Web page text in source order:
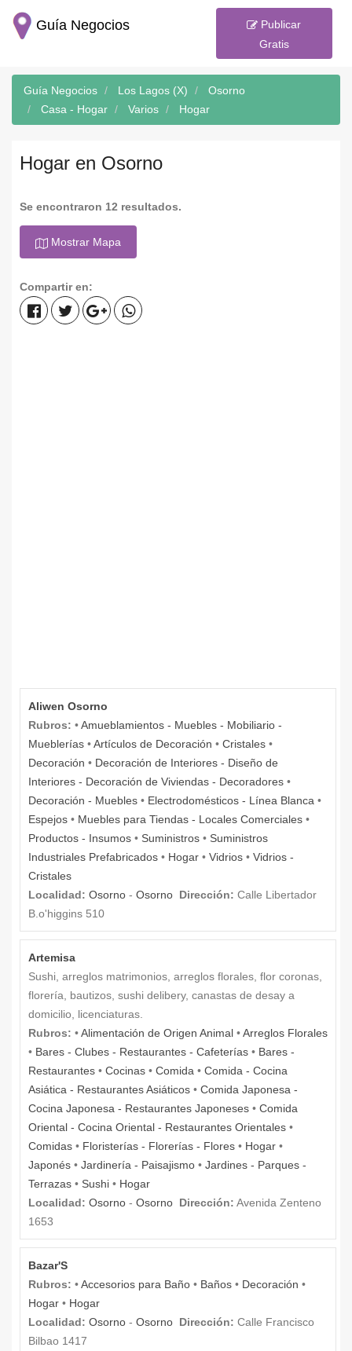
Guía Negocios
Publicar
Gratis
Guía Negocios Los Lagos (X)
Osorno
Casa - Hogar
Varios Hogar
Hogar en Osorno
Se encontraron 12 resultados.
Mostrar Mapa
Compartir en:
Aliwen Osorno
Rubros: •Amueblamientos - Muebles - Mobiliario -
Mueblerías •Artículos de Decoración • Cristales •
Decoración • Decoración de Interiores - Diseño de
Interiores - Decoración de Viviendas - Decoradores •
Decoración - Muebles • Electrodomésticos - Línea Blanca •
Espejos • Muebles para Tiendas - Locales Comerciales •
Productos - Insumos • Suministros • Suministros
Industriales Prefabricados • Hogar • Vidrios • Vidrios -
Cristales
Localidad: Osorno - Osorno Dirección: Calle Libertador
B.o'higgins 510
Artemisa
Sushi, arreglos matrimonios, arreglos florales, flor coronas,
florería, bautizos, sushi delibery, canastas de desay a
domicilio, licenciaturas.
Rubros: •Alimentación de Origen Animal •Arreglos Florales
• Bares - Clubes - Restaurantes - Cafeterías • Bares -
Restaurantes • Cocinas • Comida • Comida - Cocina
Asiática - Restaurantes Asiáticos • Comida Japonesa -
Cocina Japonesa - Restaurantes Japoneses • Comida
Oriental - Cocina Oriental - Restaurantes Orientales •
Comidas • Floristerías - Florerías - Flores • Hogar •
Japonés • Jardinería - Paisajismo • Jardines - Parques -
Terrazas • Sushi • Hogar
Localidad: Osorno - Osorno Dirección: Avenida Zenteno
1653
Bazar'S
Rubros: •Accesorios para Baño • Baños • Decoración •
Hogar • Hogar
Localidad: Osorno - Osorno Dirección: Calle Francisco
Bilbao 1417